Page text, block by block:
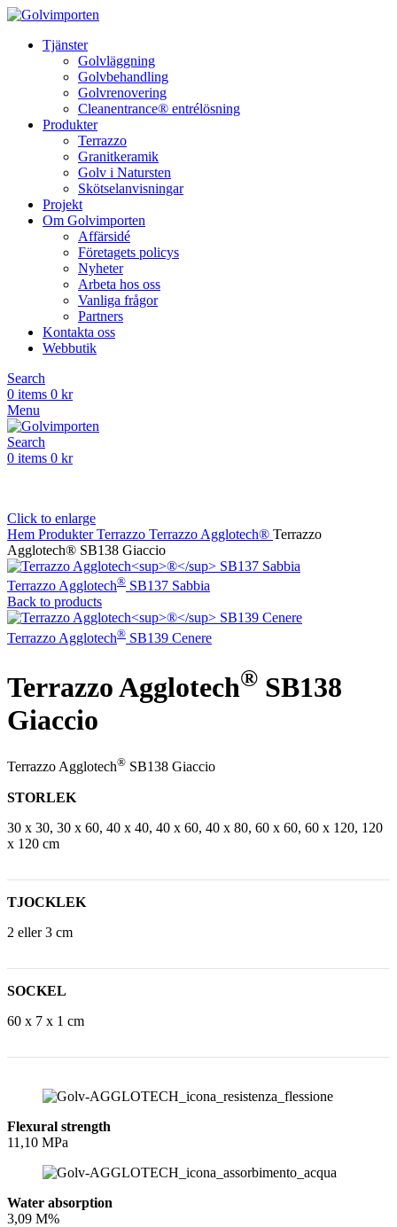
Tjänster
Golvläggning
Golvbehandling
Golvrenovering
Cleanentrance® entrélösning
Produkter
Terrazzo
Granitkeramik
Golv i Natursten
Skötselanvisningar
Projekt
Om Golvimporten
Affärsidé
Företagets policys
Nyheter
Arbeta hos oss
Vanliga frågor
Partners
Kontakta oss
Webbutik
Search
0 items 0 kr
Menu
Search
0 items 0 kr
Click to enlarge
Hem ProdukterTerrazzo Terrazzo Agglotech® Terrazzo
Agglotech® SB138 Giaccio
Terrazzo Agglotech® SB137 Sabbia
Back to products
Terrazzo Agglotech® SB139 Cenere
Terrazzo Agglotech® SB138
Giaccio
Terrazzo Agglotech® SB138 Giaccio
STORLEK
30 x 30, 30 x 60, 40 x 40, 40 x 60, 40 x 80, 60 x 60, 60 x 120, 120
x 120 cm
TJOCKLEK
2 eller 3 cm
SOCKEL
60 x 7 x 1 cm
Flexural strength
11,10 MPa
Water absorption
3,09 M%